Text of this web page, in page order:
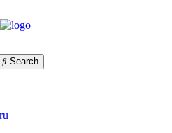
Search